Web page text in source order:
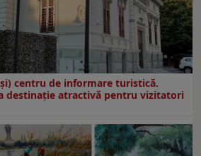
centru de informare turistică.
destinaţie atractivă pentru vizitatori